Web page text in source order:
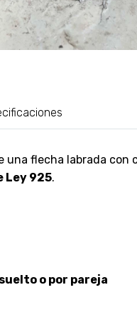
una flecha labrada con
Ley 925.
o por pareja